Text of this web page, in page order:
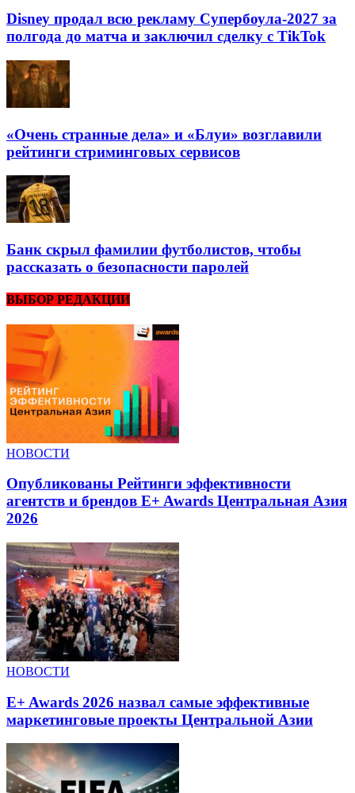
Disney продал всю рекламу Супербоула-2027 за
полгода до матча и заключил сделку с TikTok
«Очень странные дела» и «Блуи» возглавили
рейтинги стриминговых сервисов
Банк скрыл фамилии футболистов, чтобы
рассказать о безопасности паролей
ВЫБОР РЕДАКЦИИ
НОВОСТИ
Опубликованы Рейтинги эффективности
агентств и брендов E+ Awards Центральная Азия
2026
НОВОСТИ
E+ Awards 2026 назвал самые эффективные
маркетинговые проекты Центральной Азии